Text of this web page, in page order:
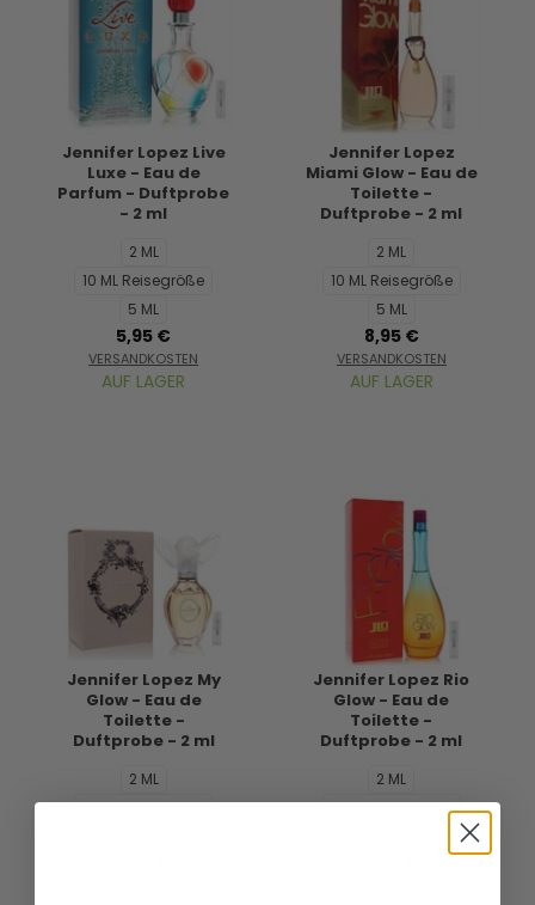
Jennifer Lopez Live
Luxe - Eau de
Parfum - Duftprobe
- 2 ml
2 ML
10 ML Reisegröße
5 ML
5,95 €
VERSANDKOSTEN
AUF LAGER
Jennifer Lopez
Miami Glow - Eau de
Toilette -
Duftprobe - 2 ml
2 ML
10 ML Reisegröße
5 ML
8,95 €
VERSANDKOSTEN
AUF LAGER
Jennifer Lopez My
Glow - Eau de
Toilette -
Duftprobe - 2 ml
2 ML
10 ML Reisegröße
Jennifer Lopez Rio
Glow - Eau de
Toilette -
Duftprobe - 2 ml
2 ML
10 ML Reisegröße